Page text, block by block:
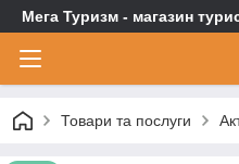
Мега Туризм - магазин
Товари та послуги